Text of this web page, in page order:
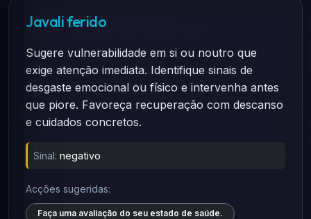
Javali ferido
Sugere vulnerabilidade em si ou noutro que
exige atenção imediata. Identifique sinais de
desgaste emocional ou físico e intervenha antes
que piore. Favoreça recuperação com descanso
e cuidados concretos.
Sinal: negativo
Acções sugeridas:
Faça uma avaliação do seu estado de saúde.